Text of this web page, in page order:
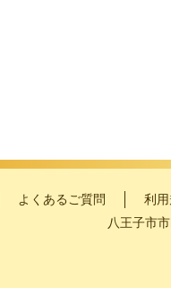
よくあるご質問 利
八王子市